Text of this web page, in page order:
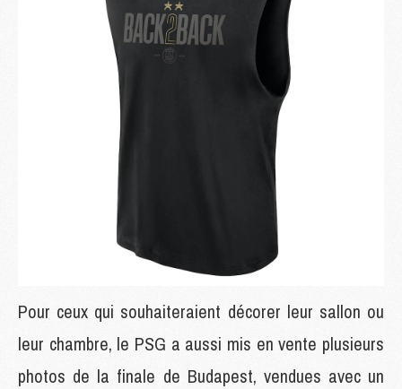
Pour ceux qui souhaiteraient décorer leur sallon ou
leur chambre, le PSG a aussi mis en vente plusieurs
photos de la finale de Budapest, vendues avec un